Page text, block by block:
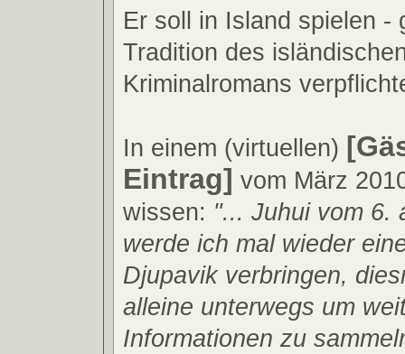
Er soll in Island spielen -
Tradition des
Kriminalromans
In einem (virtuellen)
Eintrag] vom März
wissen: "... Juhui vom 6.
werde ich mal wieder
Djupavik verbringen,
alleine unterwegs um
Informationen zu